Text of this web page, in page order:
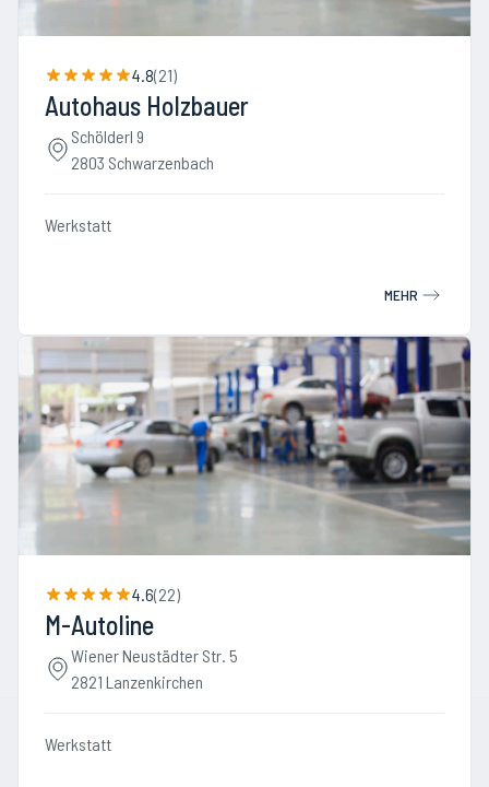
4.8(21)
Autohaus Holzbauer
Schölderl 9
2803 Schwarzenbach
Werkstatt
MEHR
4.6(22)
M-Autoline
Wiener Neustädter Str. 5
2821 Lanzenkirchen
Werkstatt